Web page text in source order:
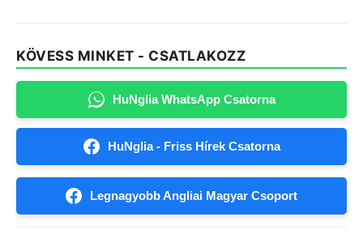
KÖVESS MINKET - CSATLAKOZZ
HuNglia WhatsApp Csatorna
HuNglia - Friss Hírek Csatorna
Legnagyobb Angliai Magyar Csoport